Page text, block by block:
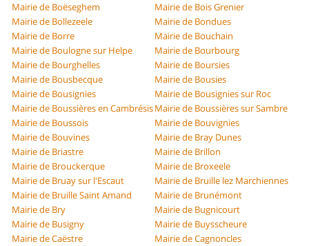
Mairie de Boëseghem
Mairie de Bois Grenier
Mairie de Bollezeele
Mairie de Bondues
Mairie de Borre
Mairie de Bouchain
Mairie de Boulogne sur Helpe
Mairie de Bourbourg
Mairie de Bourghelles
Mairie de Boursies
Mairie de Bousbecque
Mairie de Bousies
Mairie de Bousignies
Mairie de Bousignies sur Roc
Mairie de Boussières en CambrésisMairie de Boussières sur Sambre
Mairie de Boussois
Mairie de Bouvignies
Mairie de Bouvines
Mairie de Bray Dunes
Mairie de Briastre
Mairie de Brillon
Mairie de Brouckerque
Mairie de Broxeele
Mairie de Bruay sur l'Escaut
Mairie de Bruille lez Marchiennes
Mairie de Bruille Saint Amand
Mairie de Brunémont
Mairie de Bry
Mairie de Bugnicourt
Mairie de Busigny
Mairie de Buysscheure
Mairie de Caëstre
Mairie de Cagnoncles